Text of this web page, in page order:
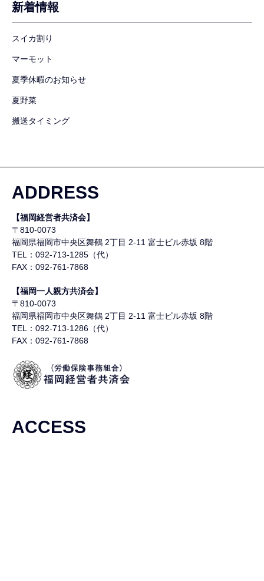
新着情報
スイカ割り
マーモット
夏季休暇のお知らせ
夏野菜
搬送タイミング
ADDRESS
【福岡経営者共済会】
〒810-0073
福岡県福岡市中央区舞鶴 2丁目 2-11 富士ビル赤坂 8階
TEL：092-713-1285（代）
FAX：092-761-7868
【福岡一人親方共済会】
〒810-0073
福岡県福岡市中央区舞鶴 2丁目 2-11 富士ビル赤坂 8階
TEL：092-713-1286（代）
FAX：092-761-7868
ACCESS